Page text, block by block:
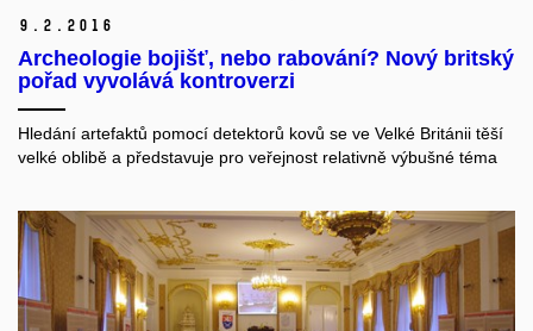
9. 2. 2016
Archeologie bojišť, nebo rabování? Nový britský
pořad vyvolává kontroverzi
Hledání artefaktů pomocí detektorů kovů se ve Velké Británii těší
velké oblibě a představuje pro veřejnost relativně výbušné téma